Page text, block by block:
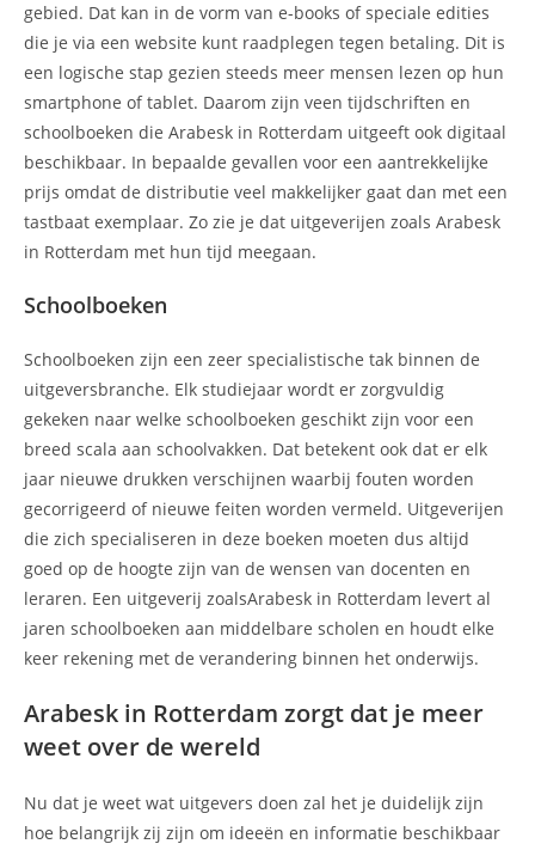
gebied. Dat kan in de vorm van e-books of speciale edities
die je via een website kunt raadplegen tegen betaling. Dit is
een logische stap gezien steeds meer mensen lezen op hun
smartphone of tablet. Daarom zijn veen tijdschriften en
schoolboeken die Arabesk in Rotterdam uitgeeft ook digitaal
beschikbaar. In bepaalde gevallen voor een aantrekkelijke
prijs omdat de distributie veel makkelijker gaat dan met een
tastbaat exemplaar. Zo zie je dat uitgeverijen zoals Arabesk
in Rotterdam met hun tijd meegaan.
Schoolboeken
Schoolboeken zijn een zeer specialistische tak binnen de
uitgeversbranche. Elk studiejaar wordt er zorgvuldig
gekeken naar welke schoolboeken geschikt zijn voor een
breed scala aan schoolvakken. Dat betekent ook dat er elk
jaar nieuwe drukken verschijnen waarbij fouten worden
gecorrigeerd of nieuwe feiten worden vermeld. Uitgeverijen
die zich specialiseren in deze boeken moeten dus altijd
goed op de hoogte zijn van de wensen van docenten en
leraren. Een uitgeverij zoalsArabesk in Rotterdam levert al
jaren schoolboeken aan middelbare scholen en houdt elke
keer rekening met de verandering binnen het onderwijs.
Arabesk in Rotterdam zorgt dat je meer
weet over de wereld
Nu dat je weet wat uitgevers doen zal het je duidelijk zijn
hoe belangrijk zij zijn om ideeën en informatie beschikbaar